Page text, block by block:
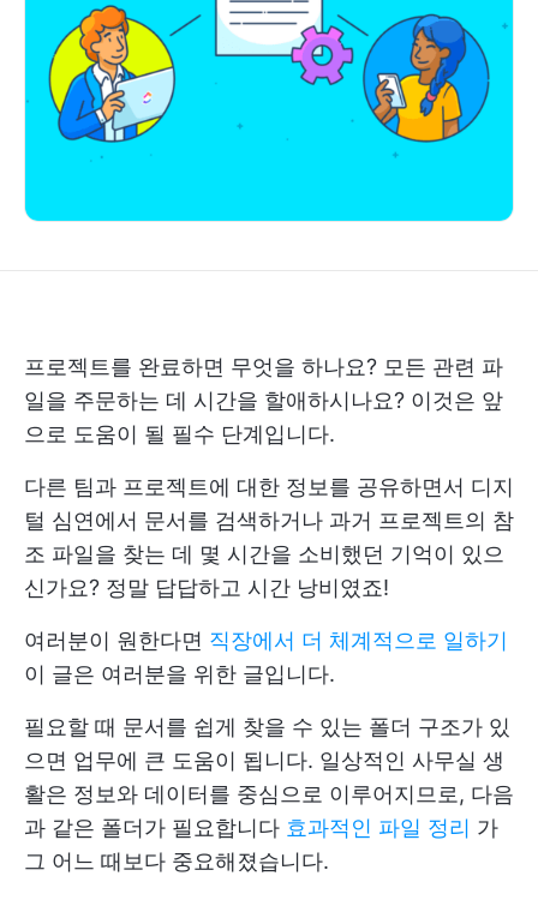
프로젝트를 완료하면 무엇을 하나요? 모든 관련 파
일을 주문하는 데 시간을 할애하시나요? 이것은 앞
으로 도움이 될 필수 단계입니다.
다른 팀과 프로젝트에 대한 정보를 공유하면서 디지
털 심연에서 문서를 검색하거나 과거 프로젝트의 참
조 파일을 찾는 데 몇 시간을 소비했던 기억이 있으
신가요? 정말 답답하고 시간 낭비였죠!
여러분이 원한다면 직장에서 더 체계적으로 일하기
이 글은 여러분을 위한 글입니다.
필요할 때 문서를 쉽게 찾을 수 있는 폴더 구조가 있
으면 업무에 큰 도움이 됩니다. 일상적인 사무실 생
활은 정보와 데이터를 중심으로 이루어지므로, 다음
과 같은 폴더가 필요합니다 효과적인 파일 정리 가
그 어느 때보다 중요해졌습니다.